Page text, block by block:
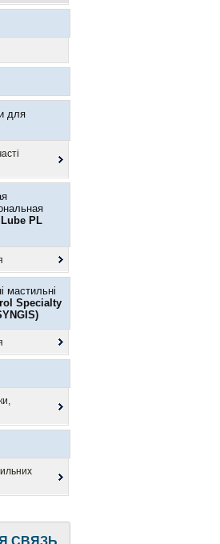
для
PL
мастильні
Specialty
СВЯЗЬ